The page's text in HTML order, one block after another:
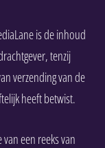
is de inhoud
tenzij
verzending van de
heeft betwist.
een reeks van